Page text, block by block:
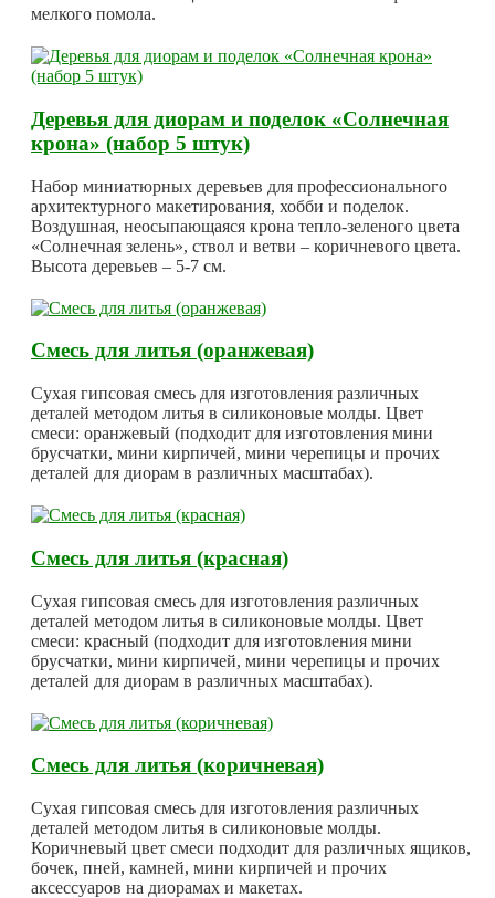
мелкого помола.
Деревья для диорам и поделок «Солнечная
крона» (набор 5 штук)
Набор миниатюрных деревьев для профессионального
архитектурного макетирования, хобби и поделок.
Воздушная, неосыпающаяся крона тепло-зеленого цвета
«Солнечная зелень», ствол и ветви – коричневого цвета.
Высота деревьев – 5-7 см.
Смесь для литья (оранжевая)
Сухая гипсовая смесь для изготовления различных
деталей методом литья в силиконовые молды. Цвет
смеси: оранжевый (подходит для изготовления мини
брусчатки, мини кирпичей, мини черепицы и прочих
деталей для диорам в различных масштабах).
Смесь для литья (красная)
Сухая гипсовая смесь для изготовления различных
деталей методом литья в силиконовые молды. Цвет
смеси: красный (подходит для изготовления мини
брусчатки, мини кирпичей, мини черепицы и прочих
деталей для диорам в различных масштабах).
Смесь для литья (коричневая)
Сухая гипсовая смесь для изготовления различных
деталей методом литья в силиконовые молды.
Коричневый цвет смеси подходит для различных ящиков,
бочек, пней, камней, мини кирпичей и прочих
аксессуаров на диорамах и макетах.